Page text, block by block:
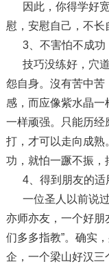
因此，你得学好
慰，安慰自己，不长
3、不害怕不成功
技巧没练好，穴
怨自身。沒有苦中苦
感，而应像紫水晶一
一样顽强。只能历经
打，才可以走向成熟
功，就怕一蹶不振，
4、得到朋友的
一位圣人以前说
亦师亦友，一个好朋
们多多指教”。确实
企，一个梁山好汉三